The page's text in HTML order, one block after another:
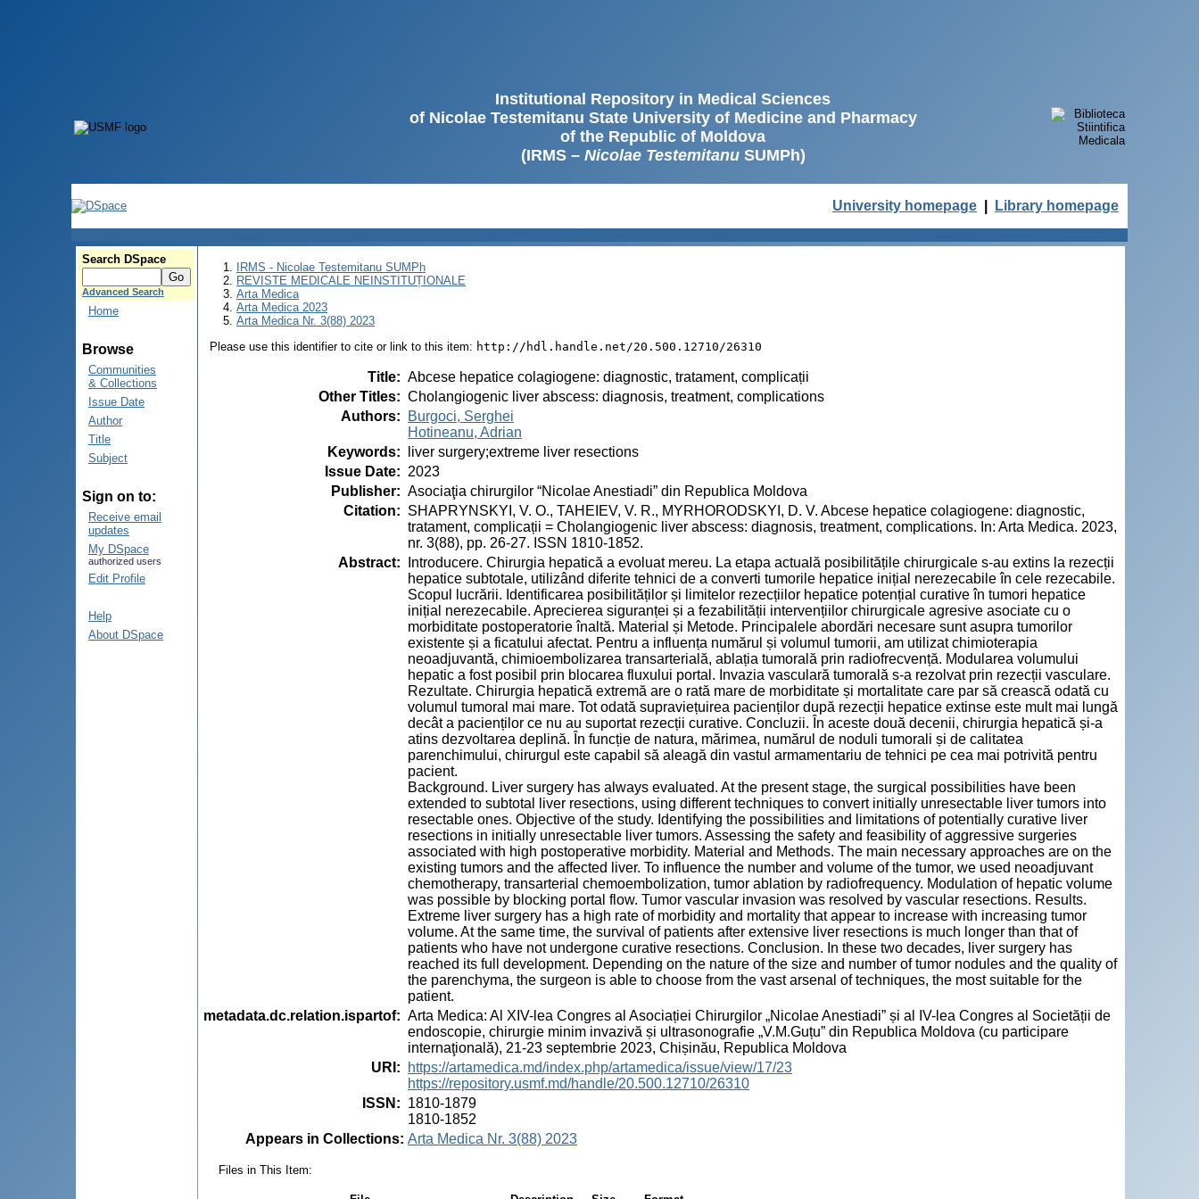
Institutional Repository in Medical Sciences
of Nicolae Testemitanu State University of Medicine and Pharmacy
of the Republic of Moldova
(IRMS – Nicolae TestemitanuSUMPh)
University homepage Library homepage
Search DSpace
Advanced Search
Home
Browse
Communities
& Collections
Issue Date
Author
Title
Subject
Sign on to:
Receive email
updates
My DSpace
authorized users
Edit Profile
Help
About DSpace
IRMS - Nicolae Testemitanu SUMPh
REVISTE MEDICALE NEINSTITUȚIONALE
Arta Medica
Arta Medica 2023
Arta Medica Nr. 3(88) 2023
Please use this identifier to cite or link to this item: http://hdl.handle.net/20.500.12710/26310
Title: Abcese hepatice colagiogene: diagnostic, tratament, complicații
Other Titles: Cholangiogenic liver abscess: diagnosis, treatment, complications
Authors:
Burgoci, Serghei
Hotineanu, Adrian
Keywords:
liver surgery;extreme liver resections
Issue Date: 2023
Publisher: Asociaţia chirurgilor “Nicolae Anestiadi” din Republica Moldova
Citation: SHAPRYNSKYI, V. O., TAHEIEV, V. R., MYRHORODSKYI, D. V. Abcese hepatice colagiogene: diagnostic,
tratament, complicații = Cholangiogenic liver abscess: diagnosis, treatment, complications. In: Arta Medica. 2023,
nr. 3(88), pp. 26-27. ISSN 1810-1852.
Abstract:
Introducere. Chirurgia hepatică a evoluat mereu. La etapa actuală posibilitățile chirurgicale s-au extins la rezecții
hepatice subtotale, utilizând diferite tehnici de a converti tumorile hepatice inițial nerezecabile în cele rezecabile.
Scopul lucrării. Identificarea posibilităților și limitelor rezecțiilor hepatice potențial curative în tumori hepatice
inițial nerezecabile. Aprecierea siguranței și a fezabilității intervențiilor chirurgicale agresive asociate cu o
morbiditate postoperatorie înaltă. Material și Metode. Principalele abordări necesare sunt asupra tumorilor
existente și a ficatului afectat. Pentru a influența numărul și volumul tumorii, am utilizat chimioterapia
neoadjuvantă, chimioembolizarea transarterială, ablația tumorală prin radiofrecvență. Modularea volumului
hepatic a fost posibil prin blocarea fluxului portal. Invazia vasculară tumorală s-a rezolvat prin rezecții vasculare.
Rezultate. Chirurgia hepatică extremă are o rată mare de morbiditate și mortalitate care par să crească odată cu
volumul tumoral mai mare. Tot odată supraviețuirea pacienților după rezecții hepatice extinse este mult mai lungă
decât a pacienților ce nu au suportat rezecții curative. Concluzii. În aceste două decenii, chirurgia hepatică și-a
atins dezvoltarea deplină. În funcție de natura, mărimea, numărul de noduli tumorali și de calitatea
parenchimului, chirurgul este capabil să aleagă din vastul armamentariu de tehnici pe cea mai potrivită pentru
pacient.
Background. Liver surgery has always evaluated. At the present stage, the surgical possibilities have been
extended to subtotal liver resections, using different techniques to convert initially unresectable liver tumors into
resectable ones. Objective of the study. Identifying the possibilities and limitations of potentially curative liver
resections in initially unresectable liver tumors. Assessing the safety and feasibility of aggressive surgeries
associated with high postoperative morbidity. Material and Methods. The main necessary approaches are on the
existing tumors and the affected liver. To influence the number and volume of the tumor, we used neoadjuvant
chemotherapy, transarterial chemoembolization, tumor ablation by radiofrequency. Modulation of hepatic volume
was possible by blocking portal flow. Tumor vascular invasion was resolved by vascular resections. Results.
Extreme liver surgery has a high rate of morbidity and mortality that appear to increase with increasing tumor
volume. At the same time, the survival of patients after extensive liver resections is much longer than that of
patients who have not undergone curative resections. Conclusion. In these two decades, liver surgery has
reached its full development. Depending on the nature of the size and number of tumor nodules and the quality of
the parenchyma, the surgeon is able to choose from the vast arsenal of techniques, the most suitable for the
patient.
metadata.dc.relation.ispartof: Arta Medica: Al XIV-lea Congres al Asociației Chirurgilor „Nicolae Anestiadi” și al IV-lea Congres al Societății de
endoscopie, chirurgie minim invazivă și ultrasonografie „V.M.Guțu” din Republica Moldova (cu participare
internaţională), 21-23 septembrie 2023, Chișinău, Republica Moldova
URI :
https://artamedica.md/index.php/artamedica/issue/view/17/23
https://repository.usmf.md/handle/20.500.12710/26310
ISSN : 1810-1879
1810-1852
Appears in Collections: Arta Medica Nr. 3(88) 2023
Files in This Item: